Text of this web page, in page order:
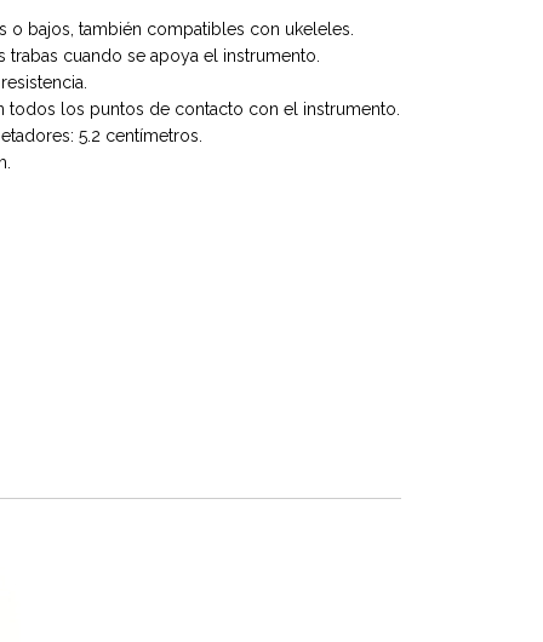
o bajos, también compatibles con ukeleles.
trabas cuando se apoya el instrumento.
todos los puntos de contacto con el instrumento.
5.2 centímetros.